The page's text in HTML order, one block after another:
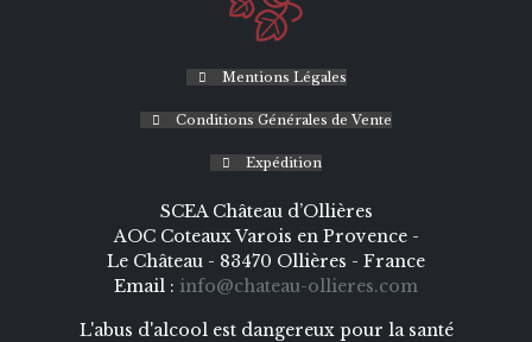
Mentions Légales
Conditions Générales de Vente
Expédition
SCEA Château d’Ollières
AOC Coteaux Varois en Provence -
Le Château - 83470 Ollières - France
Email : info@chateau-ollieres.com
L'abus d'alcool est dangereux pour la santé